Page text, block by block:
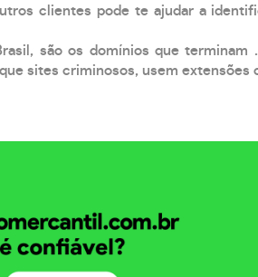
clientes pode te ajudar a
são os domínios que
sites criminosos, usem extensões